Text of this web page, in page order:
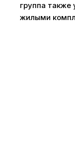
группа также
жилыми